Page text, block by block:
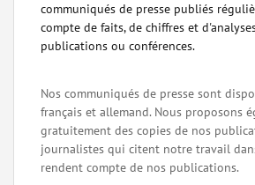
communiqués de presse publiés
compte de faits, de chiffres et
publications ou conférences.
Nos communiqués de presse sont
français et allemand. Nous proposons
gratuitement des copies de nos
journalistes qui citent notre travail
rendent compte de nos publications.